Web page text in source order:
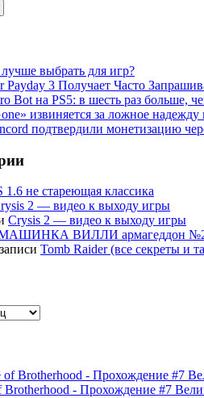
выбрать для игр?
Payday 3 Получает Часто
Bot на PS5: в шесть раз больше,
извиняется за ложное
подтвердили монетизацию
1.6 не стареющая классика
2 — видео к выходу игры
Crysis 2 — видео к выходу игры
ВИЛЛИ армагеддон №2.
Tomb Raider (все секреты и
Brotherhood - Прохождение #7